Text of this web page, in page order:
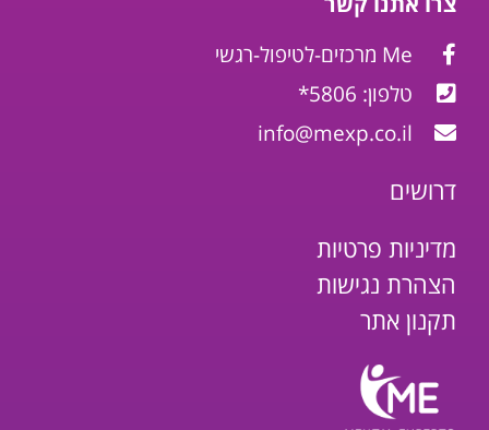
Me מרכזים-לטיפול-רגשי
טלפון: 5806*
info@mexp.co.il
דרושים
מדיניות פרטיות
הצהרת נגישות
תקנון אתר